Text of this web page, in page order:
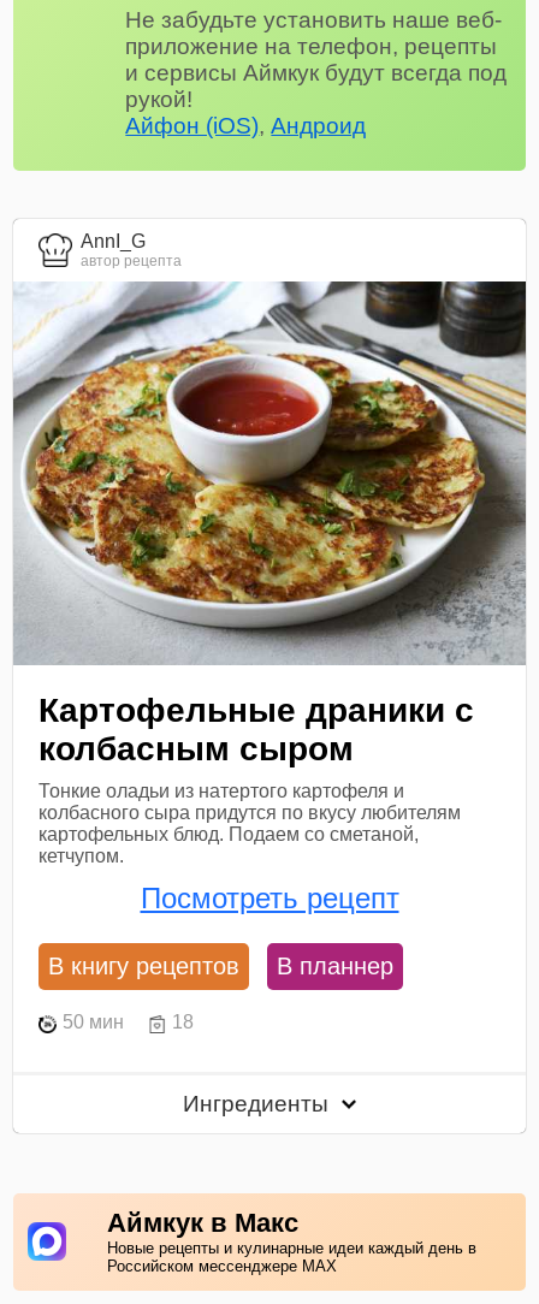
Не забудьте установить наше веб-
приложение на телефон, рецепты
и сервисы Аймкук будут всегда под
рукой!
Айфон (iOS),Андроид
AnnI_G
автор рецепта
Картофельные драники с
колбасным сыром
Тонкие оладьи из натертого картофеля и
колбасного сыра придутся по вкусу любителям
картофельных блюд. Подаем со сметаной,
кетчупом.
Посмотреть рецепт
В книгу рецептов В планнер
50 мин 18
Ингредиенты
Аймкук в Макс
Новые рецепты и кулинарные идеи каждый день в
Российском мессенджере MAX